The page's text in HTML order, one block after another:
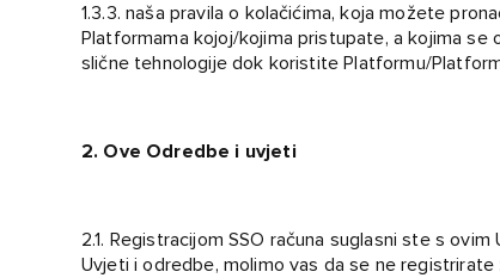
1.3.3. naša pravila o kolačićima, koja možete
Platformama kojoj/kojima pristupate, a kojima
slične tehnologije dok koristite Platformu/
2. Ove Odredbe i uvjeti
2.1. Registracijom SSO računa suglasni ste s
Uvjeti i odredbe, molimo vas da se ne registrirate